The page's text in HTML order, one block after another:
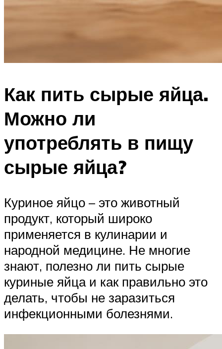
Как пить сырые яйца.
Можно ли
употреблять в пищу
сырые яйца?
Куриное яйцо – это животный
продукт, который широко
применяется в кулинарии и
народной медицине. Не многие
знают, полезно ли пить сырые
куриные яйца и как правильно это
делать, чтобы не заразиться
инфекционными болезнями.